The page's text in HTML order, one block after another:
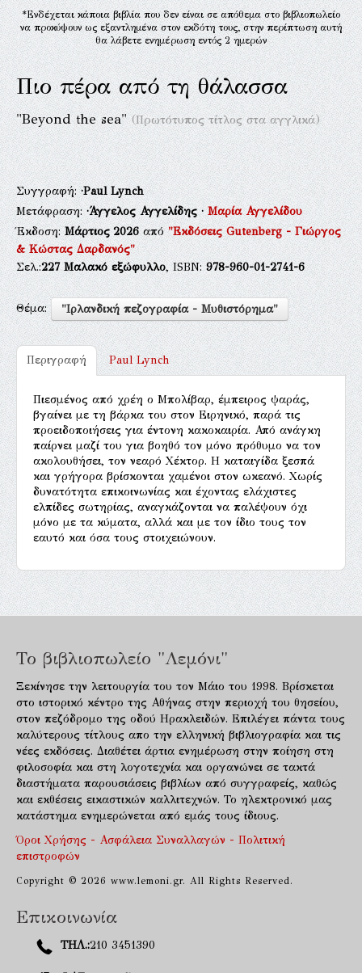
*Ενδέχεται κάποια βιβλία που δεν είναι σε απόθεμα στο βιβλιοπωλείο
να προκύψουν ως εξαντλημένα στον εκδότη τους, στην περίπτωση αυτή
θα λάβετε ενημέρωση εντός 2 ημερών
Πιο πέρα από τη θάλασσα
"Beyond the sea"(Πρωτότυπος τίτλος στα αγγλικά)
Συγγραφή:·Paul Lynch
Μετάφραση: ·Άγγελος Αγγελίδης·Μαρία Αγγελίδου
Έκδοση:Μάρτιος 2026από"Εκδόσεις Gutenberg - Γιώργος
& Κώστας Δαρδανός"
Σελ.:227 Μαλακό εξώφυλλο, ISBN:978-960-01-2741-6
Θέμα: "Ιρλανδική πεζογραφία - Μυθιστόρημα"
Περιγραφή Paul Lynch
Πιεσμένος από χρέη ο Μπολίβαρ, έμπειρος ψαράς,
βγαίνει με τη βάρκα του στον Ειρηνικό, παρά τις
προειδοποιήσεις για έντονη κακοκαιρία. Από ανάγκη
παίρνει μαζί του για βοηθό τον μόνο πρόθυμο να τον
ακολουθήσει, τον νεαρό Χέκτορ. ῾Η καταιγίδα ξεσπά
και γρήγορα βρίσκονται χαμένοι στον ωκεανό. Χωρίς
δυνατότητα επικοινωνίας και έχοντας ελάχιστες
ελπίδες σωτηρίας, αναγκάζονται να παλέψουν όχι
μόνο με τα κύματα, αλλά και με τον ίδιο τους τον
εαυτό και όσα τους στοιχειώνουν.
Το βιβλιοπωλείο "Λεμόνι"
Ξεκίνησε την λειτουργία του τον Μάιο του 1998. Βρίσκεται
στο ιστορικό κέντρο της Αθήνας στην περιοχή του θησείου,
στον πεζόδρομο της οδού Ηρακλειδών. Επιλέγει πάντα τους
καλύτερους τίτλους απο την ελληνική βιβλιογραφία και τις
νέες εκδόσεις. Διαθέτει άρτια ενημέρωση στην ποίηση στη
φιλοσοφία και στη λογοτεχνία και οργανώνει σε τακτά
διαστήματα παρουσιάσεις βιβλίων από συγγραφείς, καθώς
και εκθέσεις εικαστικών καλλιτεχνών. Το ηλεκτρονικό μας
κατάστημα ενημερώνεται από εμάς τους ίδιους.
Όροι Χρήσης - Ασφάλεια Συναλλαγών - Πολιτική
επιστροφών
Copyright © 2026 www.lemoni.gr. All Rights Reserved.
Επικοινωνία
ΤΗΛ.:210 3451390